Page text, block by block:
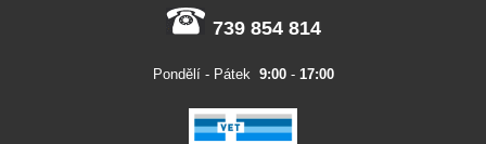
739 854 814
Pondělí - Pátek 9:00- 17:00